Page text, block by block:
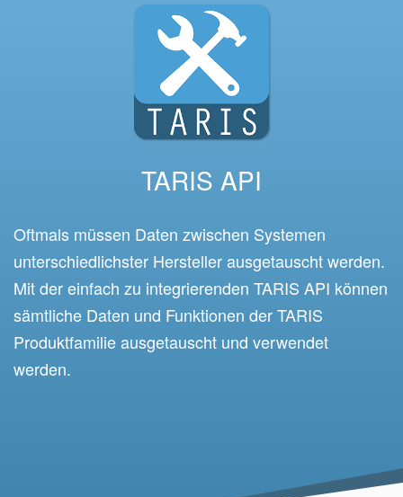
TARIS API
Oftmals müssen Daten zwischen Systemen
unterschiedlichster Hersteller ausgetauscht werden.
Mit der einfach zu integrierenden TARIS API können
sämtliche Daten und Funktionen der TARIS
Produktfamilie ausgetauscht und verwendet
werden.